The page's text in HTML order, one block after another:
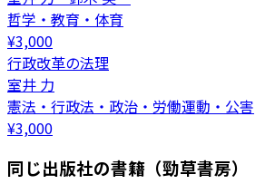
哲学・教育・体育
¥3,000
行政改革の法理
室井 力
憲法・行政法・政治・労働運動・公害
¥3,000
同じ出版社の書籍（勁草書房）